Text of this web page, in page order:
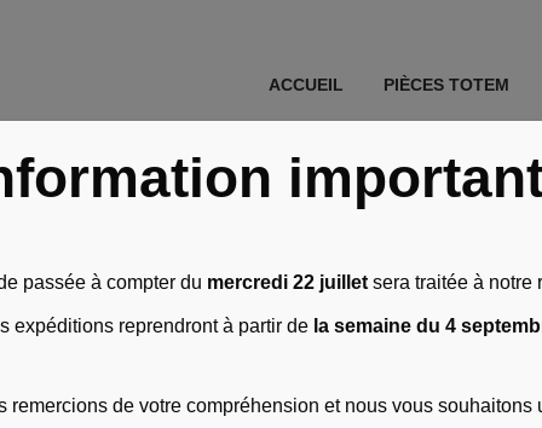
ACCUEIL PIÈCES TOTEM
Verre pour
Technika
passée à compter du mercredi 22 juillet sera traitée à notre
expéditions reprendront à partir de la semaine du 4
remercions de votre compréhension et nous vous souhaitons